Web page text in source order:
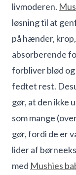
livmoderen.
løsning til at
på hænder,
absorberende
forbliver blød
fedtet rest.
gør, at den ikke
som mange
gør, fordi de er
lider af
med Mushies